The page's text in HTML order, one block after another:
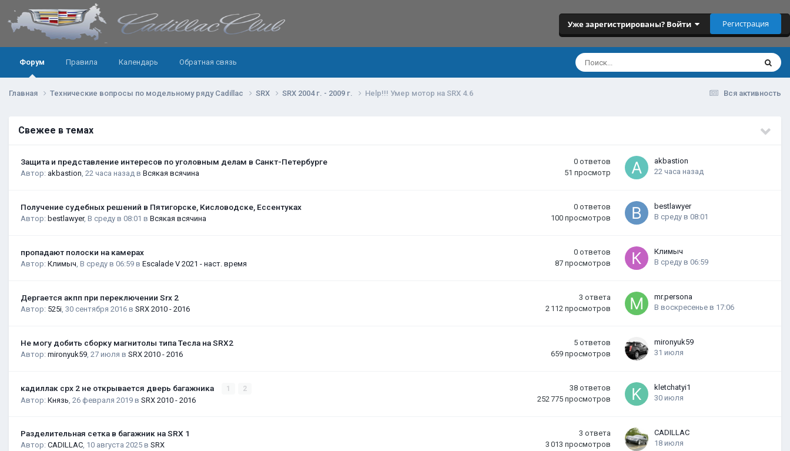
Уже зарегистрированы? Войти Регистрация
Форум Правила Календарь Обратная связь
Вся активность
Главная Технические вопросы по модельному ряду Cadillac SRX SRX 2004 г. - 2009 г. Help!!! Умер мотор на SRX 4.6
Свежее в темах
Защита и представление интересов по уголовным делам в Санкт-Петербурге
Автор: akbastion 22 часа назад в Всякая всячина
0 ответов
51 просмотр
akbastion
22 часа назад
Получение судебных решений в Пятигорске, Кисловодске, Ессентуках
Автор: bestlawyer, В среду в 08:01 в Всякая всячина
0 ответов
100 просмотров
bestlawyer
В среду в 08:01
пропадают полоски на камерах
Автор: Климыч В среду в 06:59 в Escalade V 2021 - наст. время
0 ответов
87 просмотров
Климыч
В среду в 06:59
Дергается акпп при переключении Srx 2
Автор: 525i 30 сентября 2016 в SRX 2010 - 2016
3 ответа
2 112 просмотров
mr.persona
В воскресенье в 17:06
Не могу добить сборку магнитолы типа Тесла на SRX2
Автор: mironyuk59 27 июля в SRX 2010 - 2016
5 ответов
659 просмотров
mironyuk59
31 июля
кадиллак срх 2 не открывается дверь багажника 1 2
Автор: Князь 26 февраля 2019 в SRX 2010 - 2016
38 ответов
252 775 просмотров
kletchatyi1
30 июля
Разделительная сетка в багажник на SRX 1
Автор: CADILLAC 10 августа 2025 в SRX
3 ответа
3 013 просмотров
CADILLAC
18 июля